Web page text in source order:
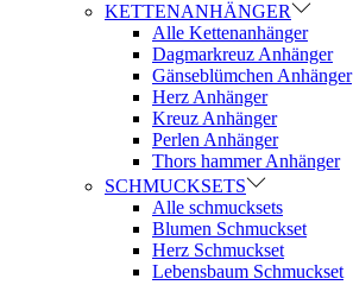
KETTENANHÄNGER
Alle Kettenanhänger
Dagmarkreuz Anhänger
Gänseblümchen Anhänger
Herz Anhänger
Kreuz Anhänger
Perlen Anhänger
Thors hammer Anhänger
SCHMUCKSETS
Alle schmucksets
Blumen Schmuckset
Herz Schmuckset
Lebensbaum Schmuckset